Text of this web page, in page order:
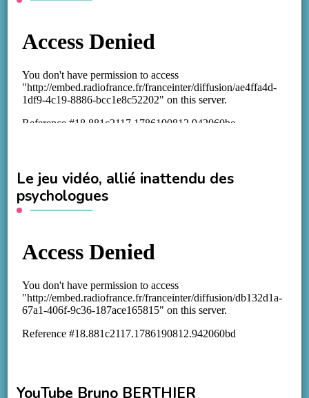
Le jeu vidéo, allié inattendu des
psychologues
YouTube Bruno BERTHIER